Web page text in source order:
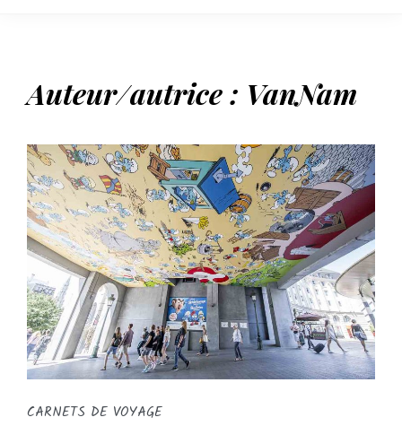
Auteur/autrice : VanNam
CARNETS DE VOYAGE